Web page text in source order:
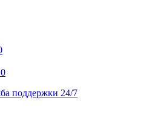
0
поддержки 24/7